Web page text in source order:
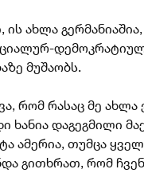
ახლა
მუშაობს.
რომ რასაც მე ახლა
ხანია დაგეგმილი
ამერია, თუმცა
გითხრათ, რომ